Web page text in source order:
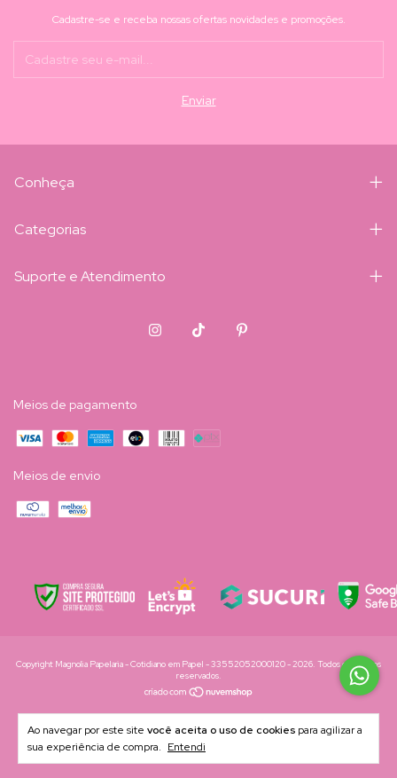
Ao navegar por este site você aceita o uso de cookies para agilizar a
sua experiência de compra. Entendi
Cadastre-se e receba nossas ofertas novidades e promoções.
Conheça
Categorias
Suporte e Atendimento
Meios de pagamento
Meios de envio
Copyright Magnolia Papelaria - Cotidiano em Papel - 33552052000120 - 2026. Todos os direitos
reservados.